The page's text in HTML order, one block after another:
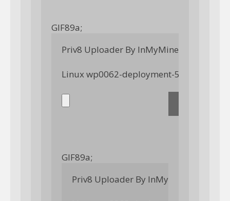
GIF89a;
Priv8 Uploader By InMyMine7
GIF89a;
Priv8 Uploader By InMyMine7